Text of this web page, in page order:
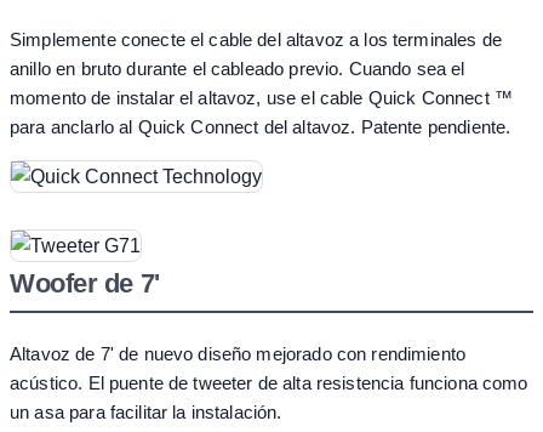
Simplemente conecte el cable del altavoz a los terminales de
anillo en bruto durante el cableado previo. Cuando sea el
momento de instalar el altavoz, use el cable Quick Connect ™
para anclarlo al Quick Connect del altavoz. Patente pendiente.
Woofer de 7'
Altavoz de 7' de nuevo diseño mejorado con rendimiento
acústico. El puente de tweeter de alta resistencia funciona como
un asa para facilitar la instalación.